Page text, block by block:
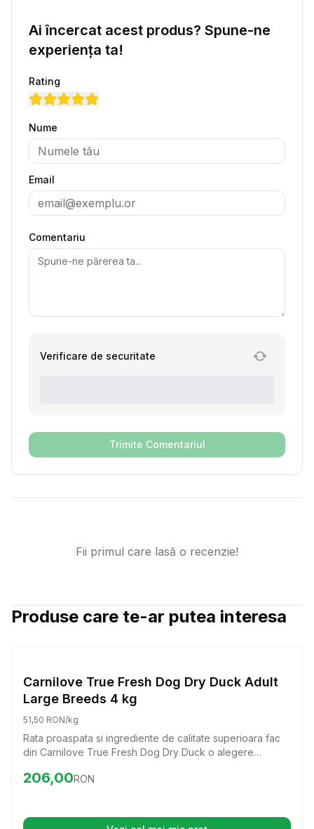
Ai încercat acest produs? Spune-ne
experiența ta!
Rating
Nume
Email
Comentariu
Verificare de securitate
Trimite Comentariul
Fii primul care lasă o recenzie!
Produse care te-ar putea interesa
Hrana Uscata Caini
Carnilove True Fresh Dog Dry Duck Adult
Large Breeds 4 kg
51,50 RON/kg
Rata proaspata si ingrediente de calitate superioara fac
din Carnilove True Fresh Dog Dry Duck o alegere
completa nu doar ca sustine sanatatea, dar si placerea
Preț: 206.00 RON
206,00RON